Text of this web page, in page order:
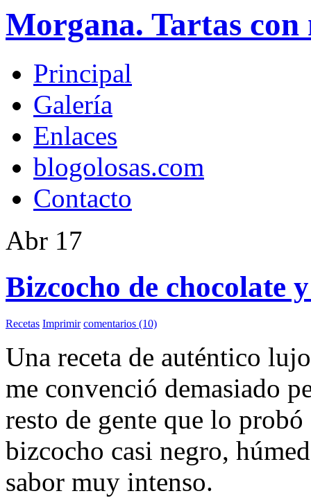
Morgana. Tartas con
Principal
Galería
Enlaces
blogolosas.com
Contacto
Abr 17
Bizcocho de chocolate
Recetas Imprimir comentarios (10)
Una receta de auténtico
me convenció demasiado
resto de gente que lo
bizcocho casi negro,
sabor muy intenso.